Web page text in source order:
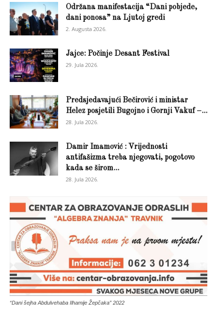
Održana manifestacija “Dani pobjede,
dani ponosa” na Ljutoj gredi
2. Augusta 2026.
Jajce: Počinje Desant Festival
29. Jula 2026.
Predsjedavajući Bečirović i ministar
Helez posjetili Bugojno i Gornji Vakuf –...
28. Jula 2026.
Damir Imamović : Vrijednosti
antifašizma treba njegovati, pogotovo
kada se širom...
28. Jula 2026.
“Dani šejha Abdulvehaba Ilhamije Žepčaka” 2022